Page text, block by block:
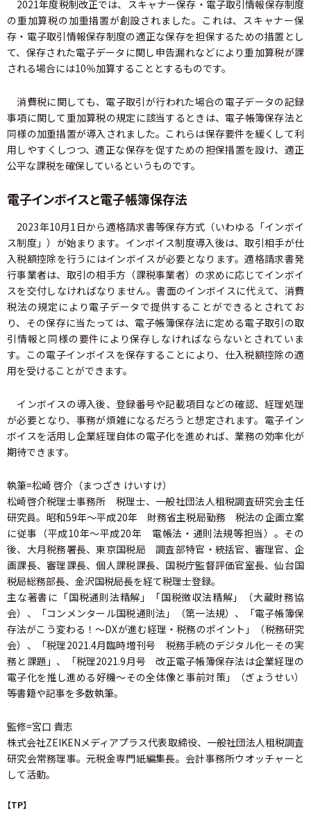
2021年度税制改正では、スキャナー保存・電子取引情報保存制度
の重加算税の加重措置が創設されました。これは、スキャナー保
存・電子取引情報保存制度の適正な保存を担保するための措置とし
て、保存された電子データに関し申告漏れなどにより重加算税が課
される場合には10％加算することとするものです。
消費税に関しても、電子取引が行われた場合の電子データの記録
事項に関して重加算税の規定に該当するときは、電子帳簿保存法と
同様の加重措置が導入されました。これらは保存要件を緩くして利
用しやすくしつつ、適正な保存を促すための担保措置を設け、適正
公平な課税を確保しているというものです。
電子インボイスと電子帳簿保存法
2023年10月1日から適格請求書等保存方式（いわゆる「インボイ
ス制度」）が始まります。インボイス制度導入後は、取引相手が仕
入税額控除を行うにはインボイスが必要となります。適格請求書発
行事業者は、取引の相手方（課税事業者）の求めに応じてインボイ
スを交付しなければなりません。書面のインボイスに代えて、消費
税法の規定により電子データで提供することができるとされてお
り、その保存に当たっては、電子帳簿保存法に定める電子取引の取
引情報と同様の要件により保存しなければならないとされていま
す。この電子インボイスを保存することにより、仕入税額控除の適
用を受けることができます。
インボイスの導入後、登録番号や記載項目などの確認、経理処理
が必要となり、事務が煩雑になるだろうと想定されます。電子イン
ボイスを活用し企業経理自体の電子化を進めれば、業務の効率化が
期待できます。
執筆=松崎 啓介（まつざき けいすけ）
松崎啓介税理士事務所 税理士、一般社団法人租税調査研究会主任
研究員。昭和59年～平成20年 財務省主税局勤務 税法の企画立案
に従事（平成10年～平成20年 電帳法・通則法規等担当）。その
後、大月税務署長、東京国税局 調査部特官・統括官、審理官、企
画課長、審理課長、個人課税課長、国税庁監督評価官室長、仙台国
税局総務部長、金沢国税局長を経て税理士登録。
主な著書に「国税通則法精解」「国税徴収法精解」（大蔵財務協
会）、「コンメンタール国税通則法」（第一法規）、「電子帳簿保
存法がこう変わる！～DXが進む経理・税務のポイント」（税務研究
会）、「税理2021.4月臨時増刊号 税務手続のデジタル化－その実
務と課題」、「税理2021.9月号 改正電子帳簿保存法は企業経理の
電子化を推し進める好機～その全体像と事前対策」（ぎょうせい）
等書籍や記事を多数執筆。
監修=宮口 貴志
株式会社ZEIKENメディアプラス代表取締役、一般社団法人租税調査
研究会常務理事。元税金専門紙編集長。会計事務所ウオッチャーと
して活動。
【TP】